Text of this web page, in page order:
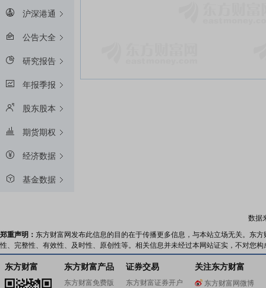
沪深港通
公告大全
研究报告
年报季报
股东股本
期货期权
经济数据
基金数据
数据
郑重声明： 东方财富网发布此信息的目的在于传播更多信息，与本站立场无关。东
性、完整性、有效性、及时性、原创性等。相关信息并未经过本网站证实，不对您
东方财富 东方财富产品
东方财富免费版
证券交易
东方财富证券开户
关注东方财富
东方财富网微博